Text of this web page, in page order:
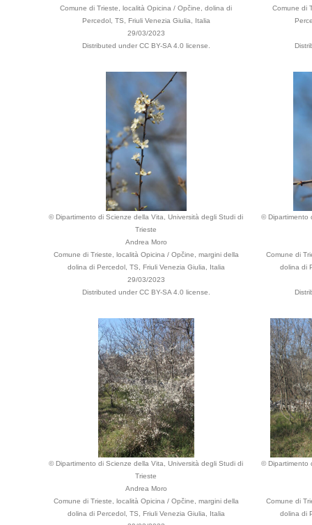
Comune di Trieste, località Opicina / Opčine, dolina di
Percedol, TS, Friuli Venezia Giulia, Italia
29/03/2023
Distributed under CC BY-SA 4.0 license.
Comune di
© Dipartimento di Scienze della Vita, Università degli Studi di
Trieste
Andrea Moro
Comune di Trieste, località Opicina / Opčine, margini della
dolina di Percedol, TS, Friuli Venezia Giulia, Italia
29/03/2023
Distributed under CC BY-SA 4.0 license.
© Dipartimento
Comune di
dolina di
© Dipartimento di Scienze della Vita, Università degli Studi di
Trieste
Andrea Moro
Comune di Trieste, località Opicina / Opčine, margini della
dolina di Percedol, TS, Friuli Venezia Giulia, Italia
© Dipartimento
Comune di
dolina di